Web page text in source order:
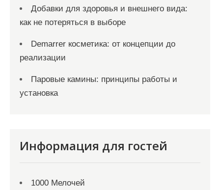
Добавки для здоровья и внешнего вида:
как не потеряться в выборе
Demarrer косметика: от концепции до
реализации
Паровые камины: принципы работы и
установка
Информация для гостей
1000 Мелочей